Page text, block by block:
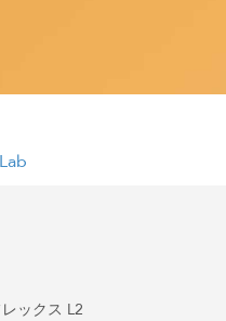
ックス L2